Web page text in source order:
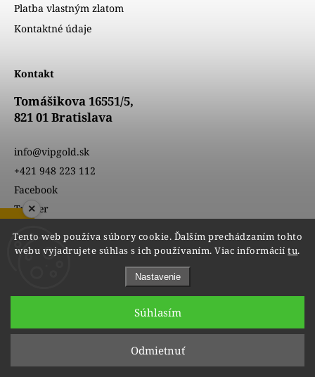
Tento web používa súbory cookie. Ďalším prechádzaním tohto
webu vyjadrujete súhlas s ich používaním. Viac informáciítu.
Nastavenie
Odmietnuť
Súhlasím
Platba vlastným zlatom
Kontaktné údaje
Kontakt
Tomášikova 16551/5,
821 01 Bratislava
info@vipgold.sk
+421 948 223 112
Facebook
Twitter
YouTube
ZOBRAZIŤ RECENZIE
×